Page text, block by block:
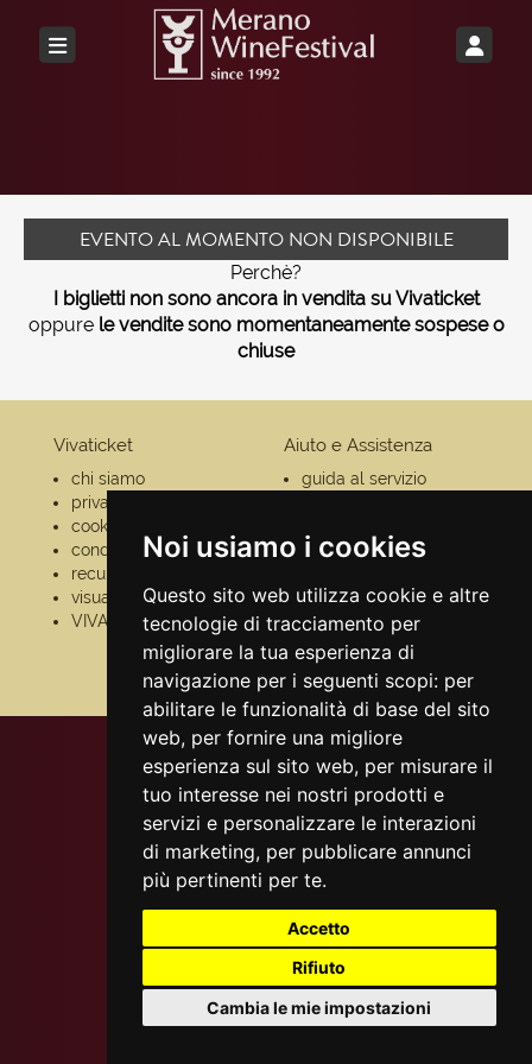
Noi usiamo i cookies
Questo sito web utilizza cookie e altre
tecnologie di tracciamento per
migliorare la tua esperienza di
navigazione per i seguenti scopi: per
abilitare le funzionalità di base del sito
web, per fornire una migliore
esperienza sul sito web, per misurare il
tuo interesse nei nostri prodotti e
servizi e personalizzare le interazioni
di marketing, per pubblicare annunci
più pertinenti per te.
Accetto
Rifiuto
Cambia le mie impostazioni
EVENTO AL MOMENTO NON DISPONIBILE
Perchè?
I biglietti non sono ancora in vendita su Vivaticket
oppure le vendite sono momentaneamente sospese o
chiuse
Vivaticket
chi siamo
privacy
cookie
condizioni generali
recupero prenotazioni
visualizza ricevuta
VIVAforVoucher
Aiuto e Assistenza
guida al servizio
pagamento
odr
fatturazione
elettronica
scelta spettacoli in
abbonamento